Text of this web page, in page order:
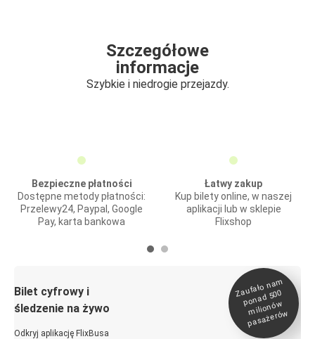
Szczegółowe
informacje
Szybkie i niedrogie przejazdy.
Bezpieczne płatności
Dostępne metody płatności:
Przelewy24, Paypal, Google
Pay, karta bankowa
Łatwy zakup
Kup bilety online, w naszej
aplikacji lub w sklepie
Flixshop
Bilet cyfrowy i
śledzenie na żywo
Odkryj aplikację FlixBusa
Zaufało na
m
ponad 500
milionó
w
pasażeró
w